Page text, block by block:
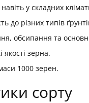
у складних
до різних типів
обсипання та
якості зерна.
1000 зерен.
сорту